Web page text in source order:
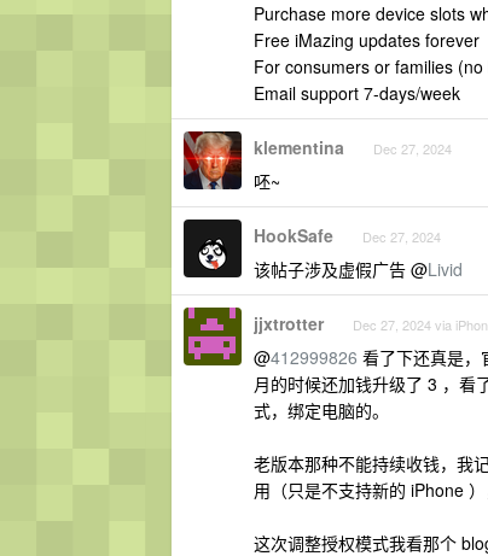
Purchase more device slots
Free iMazing updates forever
For consumers or families
Email support 7-days/week
klementina Dec 27, 2024
呸~
HookSafe Dec 27, 2024
该帖子涉及虚假广告 @Livid
jjxtrotter Dec 27, 2024 via
@412999826 看了下还真是，
月的时候还加钱升级了 3 ，看
式，绑定电脑的。
老版本那种不能持续收钱，我
用（只是不支持新的 iPhone
这次调整授权模式我看那个